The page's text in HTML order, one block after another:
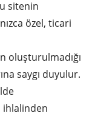
sitenin
özel, ticari
oluşturulmadığı
saygı duyulur.
ihlalinden